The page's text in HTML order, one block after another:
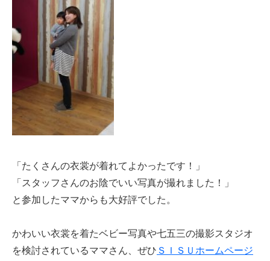
「たくさんの衣裳が着れてよかったです！」
「スタッフさんのお陰でいい写真が撮れました！」
と参加したママからも大好評でした。
かわいい衣裳を着たベビー写真や七五三の撮影スタジオ
を検討されているママさん、ぜひ ＳＩＳＵホームページ